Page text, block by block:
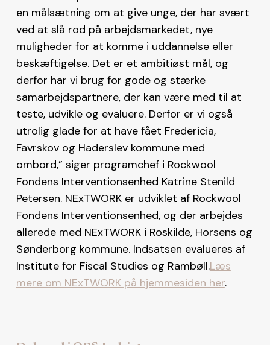
en målsætning om at give unge, der har svært
ved at slå rod på arbejdsmarkedet, nye
muligheder for at komme i uddannelse eller
beskæftigelse. Det er et ambitiøst mål, og
derfor har vi brug for gode og stærke
samarbejdspartnere, der kan være med til at
teste, udvikle og evaluere. Derfor er vi også
utrolig glade for at have fået Fredericia,
Favrskov og Haderslev kommune med
ombord,” siger programchef i Rockwool
Fondens Interventionsenhed Katrine Stenild
Petersen. NExTWORK er udviklet af Rockwool
Fondens Interventionsenhed, og der arbejdes
allerede med NExTWORK i Roskilde, Horsens og
Sønderborg kommune. Indsatsen evalueres af
Institute for Fiscal Studies og Rambøll.Læs
mere om NExTWORK på hjemmesiden her.